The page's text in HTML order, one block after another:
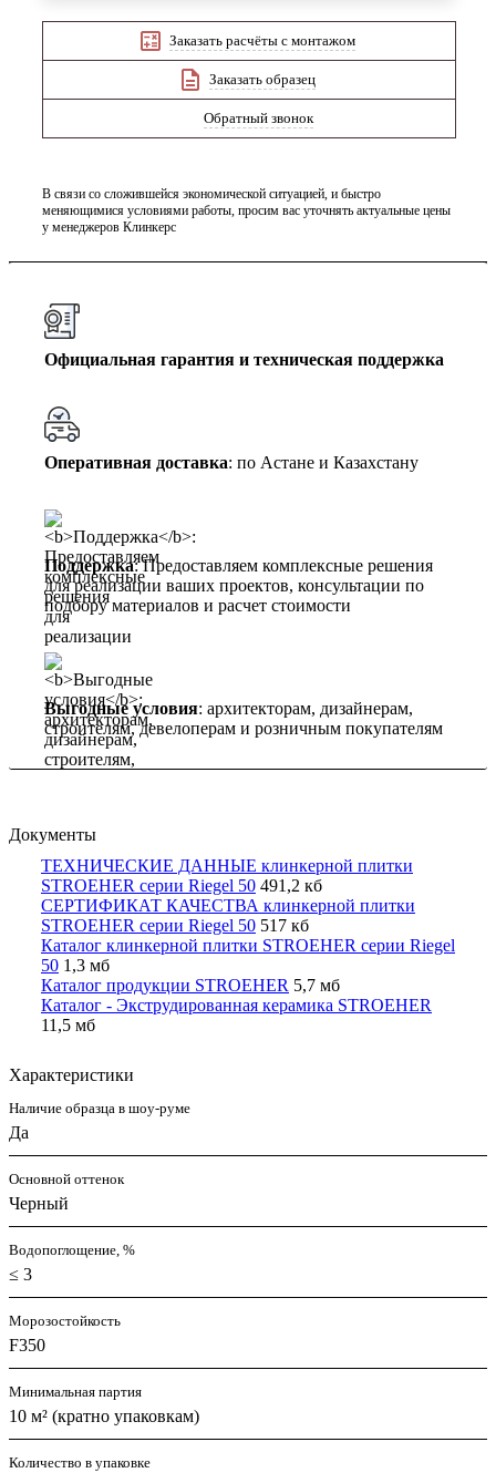
Заказать расчёты с монтажом
Заказать образец
Обратный звонок
В связи со сложившейся экономической ситуацией, и быстро
меняющимися условиями работы, просим вас уточнять актуальные цены
у менеджеров Клинкерс
Официальная гарантия и техническая поддержка
Оперативная доставка: по Астане и Казахстану
Поддержка: Предоставляем комплексные решения
для реализации ваших проектов, консультации по
подбору материалов и расчет стоимости
Выгодные условия: архитекторам, дизайнерам,
строителям, девелоперам и розничным покупателям
Документы
ТЕХНИЧЕСКИЕ ДАННЫЕ клинкерной плитки
STROEHER серии Riegel 50 491,2 кб
СЕРТИФИКАТ КАЧЕСТВА клинкерной плитки
STROEHER серии Riegel 50 517 кб
Каталог клинкерной плитки STROEHER серии Riegel
50 1,3 мб
Каталог продукции STROEHER 5,7 мб
Каталог - Экструдированная керамика STROEHER
11,5 мб
Характеристики
Наличие образца в шоу-руме
Да
Основной оттенок
Черный
Водопоглощение, %
≤ 3
Морозостойкость
F350
Минимальная партия
10 м² (кратно упаковкам)
Количество в упаковке